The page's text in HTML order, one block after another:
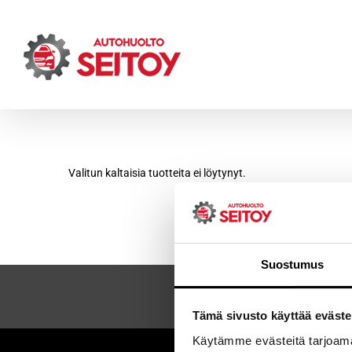
Suostumus
Tämä sivusto käyttää
Käytämme evästeitä
content
Valitun kaltaisia tuotteita ei löytynyt.